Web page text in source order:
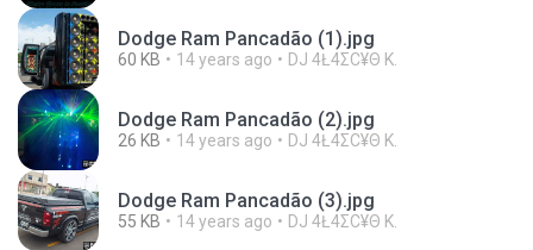
Dodge Ram Pancadão (1).jpg
60 KB 14 years ago DJ 4Ł4ΣС¥Θ K.
Dodge Ram Pancadão (2).jpg
26 KB 14 years ago DJ 4Ł4ΣС¥Θ K.
Dodge Ram Pancadão (3).jpg
55 KB 14 years ago DJ 4Ł4ΣС¥Θ K.